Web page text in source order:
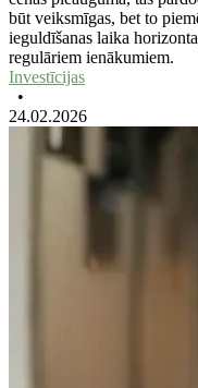
būt veiksmīgas, bet to
ieguldīšanas laika
regulāriem ienākumiem.
Investīcijas
•
24.02.2026